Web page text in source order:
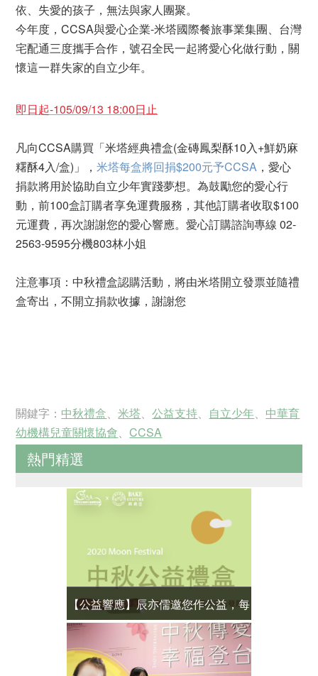
依、失愛的孩子，無法與家人團聚。
今年度，CCSA與愛心企業-米塔國際餐旅事業集團、台灣
宅配通三度攜手合作，號召全民一起將愛心化做行動，關
懷這一群失家的自立少年。
即日起-105/09/13 18:00日止
凡向CCSA購買「米塔經典禮盒(金磚鳳梨酥10入+鮮奶麻
糬酥4入/盒)」，米塔每盒將回捐$200元予CCSA ，愛心
捐款將用於協助自立少年實踐夢想。為鼓勵您的愛心行
動，前100盒訂購者享免運費服務，其他訂購者收取$100
元運費，再次謝謝您的愛心響應。愛心訂購諮詢專線 02-
2563-9595分機803林小姐
注意事項：中秋禮盒認購活動，將由米塔開立發票並隨禮
盒寄出，不開立捐款收據，謝謝您
關鍵字： 中秋禮盒、米塔、公益支持、 自立少年、 中華育
幼機構兒童關懷協會、 CCSA
熱門精選
【公益響應】辰亦儒邀您作公益，每
份中秋禮盒幫您捐 $100 元